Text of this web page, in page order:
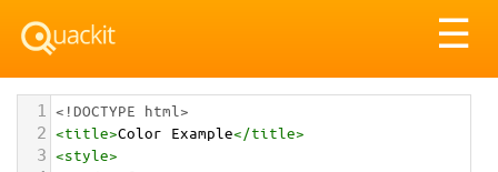
☰
1 <!DOCTYPE html>
2 <title>Color Example</title>
3 <style>